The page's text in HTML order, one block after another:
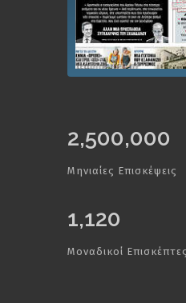
2,500,000
Μηνιαίες Επισκέψεις
1,120
Μοναδικοί